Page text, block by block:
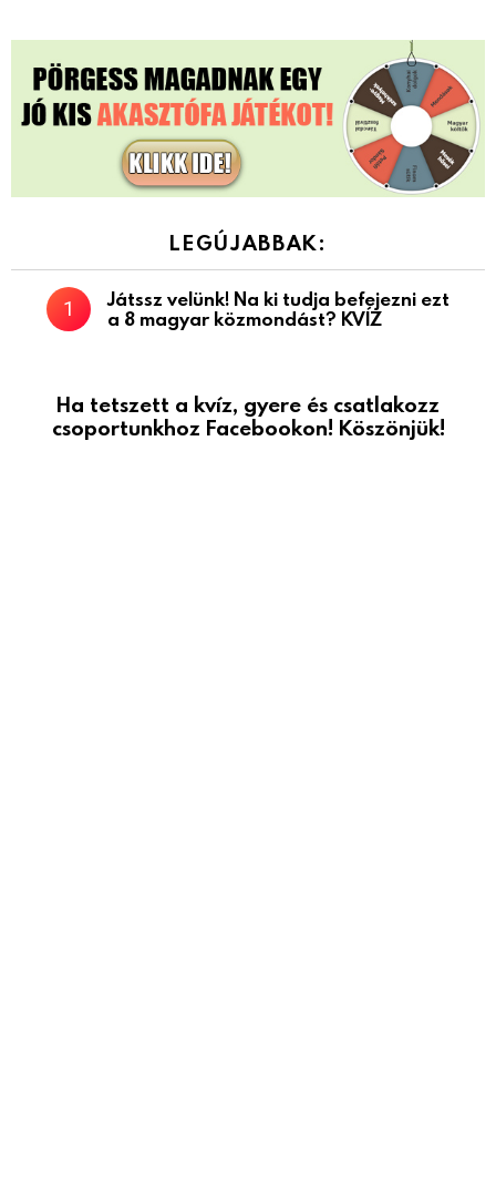
LEGÚJABBAK:
Játssz velünk! Na ki tudja befejezni ezt
a 8 magyar közmondást? KVÍZ
Ha tetszett a kvíz, gyere és csatlakozz
csoportunkhoz Facebookon! Köszönjük!